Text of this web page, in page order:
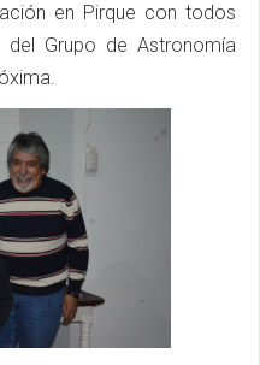
en Pirque con todos
Grupo de Astronomía